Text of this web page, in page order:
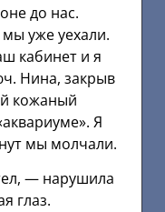
до нас.
уже уехали.
кабинет и я
Нина, закрыв
кожаный
Я
мы молчали.
— нарушила
глаз.